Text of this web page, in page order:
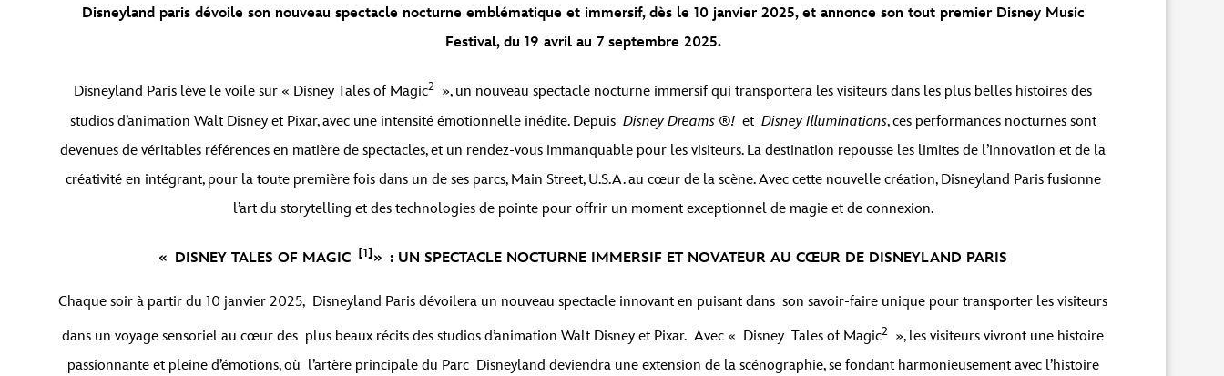
Disneyland paris dévoile son nouveau spectacle nocturne emblématique et immersif, dès le 10 janvier 2025, et annonce son tout premier Disney Music
Festival, du 19 avril au 7 septembre 2025.
Disneyland Paris lève le voile sur « Disney Tales of Magic2 », un nouveau spectacle nocturne immersif qui transportera les visiteurs dans les plus belles histoires des
studios d’animation Walt Disney et Pixar, avec une intensité émotionnelle inédite. Depuis Disney Dreams ®! et Disney Illuminations, ces performances nocturnes sont
devenues de véritables références en matière de spectacles, et un rendez-vous immanquable pour les visiteurs. La destination repousse les limites de l’innovation et de la
créativité en intégrant, pour la toute première fois dans un de ses parcs, Main Street, U.S.A. au cœur de la scène. Avec cette nouvelle création, Disneyland Paris fusionne
l’art du storytelling et des technologies de pointe pour offrir un moment exceptionnel de magie et de connexion.
« DISNEY TALES OF MAGIC [1] » : UN SPECTACLE NOCTURNE IMMERSIF ET NOVATEUR AU CŒUR DE DISNEYLAND PARIS
Chaque soir à partir du 10 janvier 2025, Disneyland Paris dévoilera un nouveau spectacle innovant en puisant dans son savoir-faire unique pour transporter les visiteurs
dans un voyage sensoriel au cœur des plus beaux récits des studios d’animation Walt Disney et Pixar. Avec « Disney Tales of Magic2 », les visiteurs vivront une histoire
passionnante et pleine d’émotions, où l’artère principale du Parc Disneyland deviendra une extension de la scénographie, se fondant harmonieusement avec l’histoire